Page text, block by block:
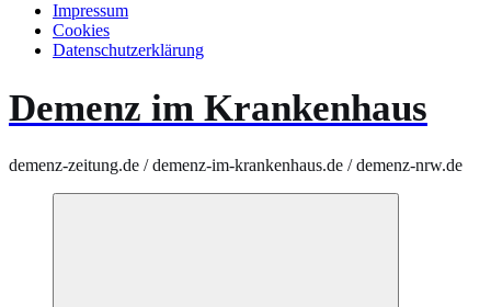
Impressum
Cookies
Datenschutzerklärung
Demenz im Krankenhaus
demenz-zeitung.de / demenz-im-krankenhaus.de / demenz-nrw.de